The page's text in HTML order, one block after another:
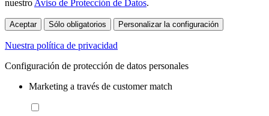
nuestro Aviso de Protección de Datos.
Aceptar Sólo obligatorios Personalizar la configuración
Nuestra política de privacidad
Configuración de protección de datos personales
Marketing a través de customer match